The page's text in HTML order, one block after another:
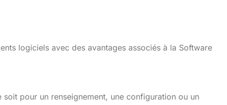
logiciels avec des avantages associés à la Software
pour un renseignement, une configuration ou un